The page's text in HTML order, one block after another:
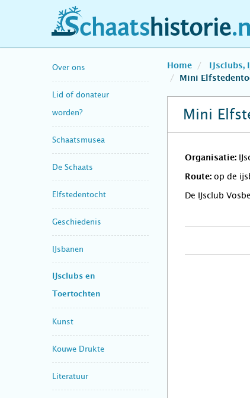
schaatshistorie.nl
Over ons
Lid of donateur
worden?
Schaatsmusea
De Schaats
Elfstedentocht
Geschiedenis
IJsbanen
IJsclubs en
Toertochten
Kunst
Kouwe Drukte
Literatuur
Home
Mini
Mini
Organisatie:
Route: op de
De IJsclub